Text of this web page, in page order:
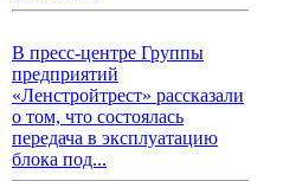
В пресс-центре Группы
предприятий
«Ленстройтрест» рассказали
о том, что состоялась
передача в эксплуатацию
блока под...